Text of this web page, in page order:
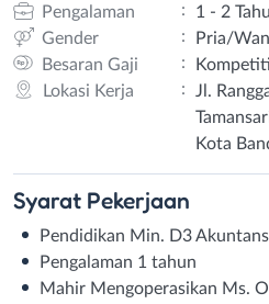
Pengalaman
:
1 - 2
Gender
:
Pria/
Besaran Gaji
:
Lokasi Kerja
:
Jl.
Kota
Syarat Pekerjaan
Pendidikan Min. D3
Pengalaman 1 tahun
Mahir Mengoperasikan Ms.